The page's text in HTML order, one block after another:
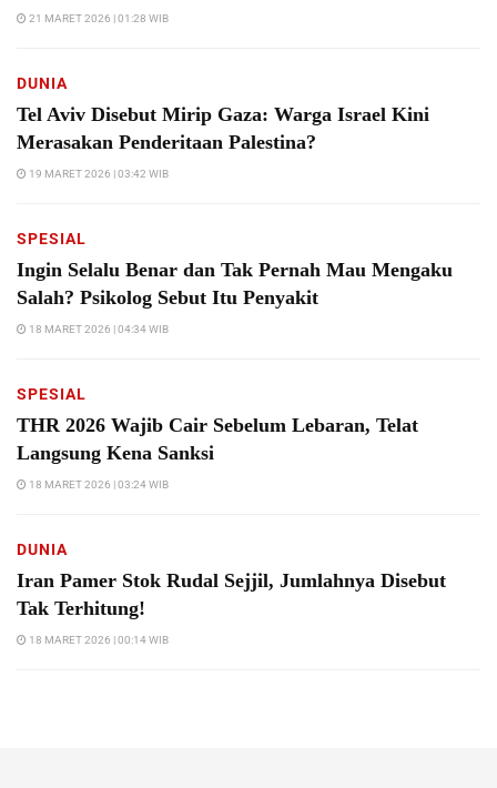
21 MARET 2026 | 01:28 WIB
DUNIA
Tel Aviv Disebut Mirip Gaza: Warga Israel Kini
Merasakan Penderitaan Palestina?
19 MARET 2026 | 03:42 WIB
SPESIAL
Ingin Selalu Benar dan Tak Pernah Mau Mengaku
Salah? Psikolog Sebut Itu Penyakit
18 MARET 2026 | 04:34 WIB
SPESIAL
THR 2026 Wajib Cair Sebelum Lebaran, Telat
Langsung Kena Sanksi
18 MARET 2026 | 03:24 WIB
DUNIA
Iran Pamer Stok Rudal Sejjil, Jumlahnya Disebut
Tak Terhitung!
18 MARET 2026 | 00:14 WIB